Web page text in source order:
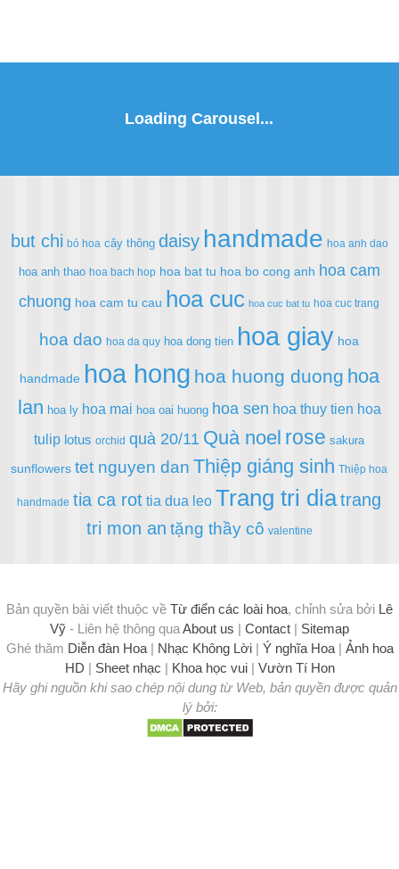
but chi bó hoa cây thông daisy handmade hoa anh dao
hoa anh thao hoa bach hop hoa bat tu hoa bo cong anh hoa cam
chuong hoa cam tu cau hoa cuc hoa cuc bat tu hoa cuc trang
hoa dao hoa da quy hoa dong tien hoa giay hoa
handmade hoa hong hoa huong duong hoa
lan hoa ly hoa mai hoa oai huong hoa sen hoa thuy tien hoa
tulip lotus orchid quà 20/11 Quà noel rose sakura
sunflowers tet nguyen dan Thiệp giáng sinh Thiệp hoa
handmade tia ca rot tia dua leo Trang tri diatrang
tri mon an tặng thầy cô valentine
Bản quyền bài viết thuộc về Từ điển các loài hoa, chỉnh sửa bởi Lê
Vỹ - Liên hệ thông quaAbout us | Contact | Sitemap
Ghé thăm Diễn đàn Hoa| Nhạc Không Lời| Ý nghĩa Hoa| Ảnh hoa
HD | Sheet nhạc | Khoa học vui| Vườn Tí Hon
Hãy ghi nguồn khi sao chép nội dung từ Web, bản quyền được quản
lý bởi: